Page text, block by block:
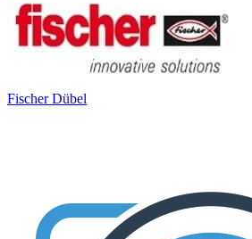
Fischer Dübel